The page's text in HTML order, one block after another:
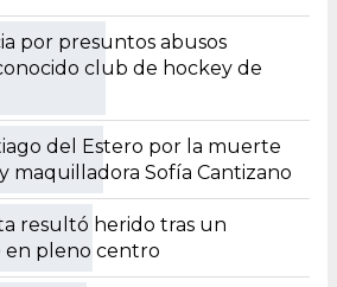
por presuntos abusos
club de hockey de
del Estero por la muerte
maquilladora Sofía Cantizano
resultó herido tras un
pleno centro